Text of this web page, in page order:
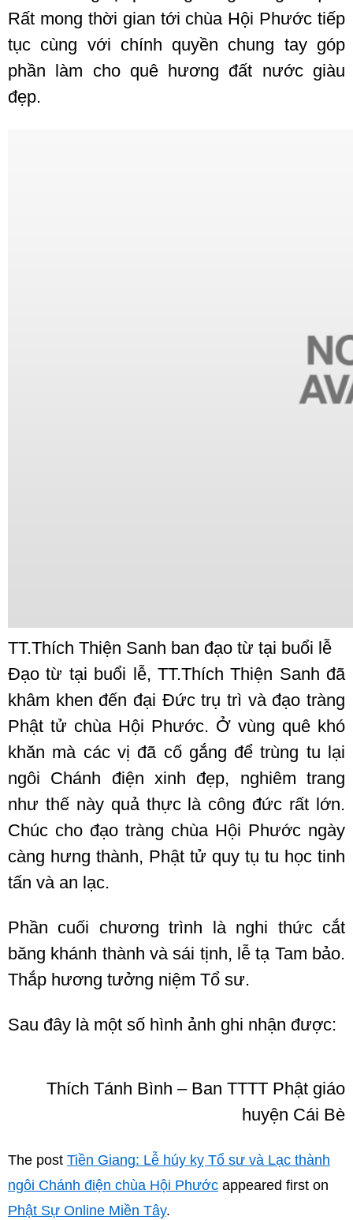
Rất mong thời gian tới chùa Hội Phước tiếp
tục cùng với chính quyền chung tay góp
phần làm cho quê hương đất nước giàu
đẹp.
TT.Thích Thiện Sanh ban đạo từ tại buổi lễ
Đạo từ tại buổi lễ, TT.Thích Thiện Sanh đã
khâm khen đến đại Đức trụ trì và đạo tràng
Phật tử chùa Hội Phước. Ở vùng quê khó
khăn mà các vị đã cố gắng để trùng tu lại
ngôi Chánh điện xinh đẹp, nghiêm trang
như thế này quả thực là công đức rất lớn.
Chúc cho đạo tràng chùa Hội Phước ngày
càng hưng thành, Phật tử quy tụ tu học tinh
tấn và an lạc.
Phần cuối chương trình là nghi thức cắt
băng khánh thành và sái tịnh, lễ tạ Tam bảo.
Thắp hương tưởng niệm Tổ sư.
Sau đây là một số hình ảnh ghi nhận được:
Thích Tánh Bình – Ban TTTT Phật giáo
huyện Cái Bè
The post Tiền Giang: Lễ húy kỵ Tổ sư và Lạc thành
ngôi Chánh điện chùa Hội Phước appeared first on
Phật Sự Online Miền Tây.